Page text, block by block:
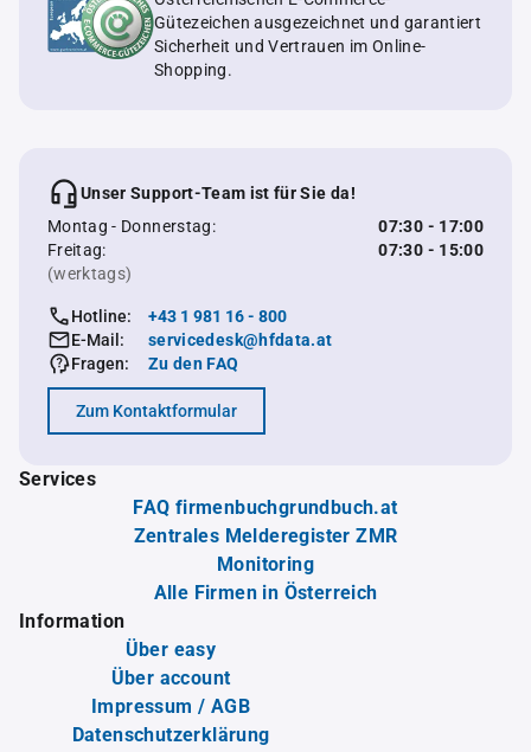
Gütezeichen ausgezeichnet und garantiert
Sicherheit und Vertrauen im Online-
Shopping.
Unser Support-Team ist für Sie da!
Montag - Donnerstag:
07:30 - 17:00
Freitag:
07:30 - 15:00
(werktags)
Hotline:
+43 1 981 16 - 800
E-Mail:
servicedesk@hfdata.at
Fragen:
Zu den FAQ
Zum Kontaktformular
Services
FAQ firmenbuchgrundbuch.at
Zentrales Melderegister ZMR
Monitoring
Alle Firmen in Österreich
Information
Über easy
Über account
Impressum / AGB
Datenschutzerklärung